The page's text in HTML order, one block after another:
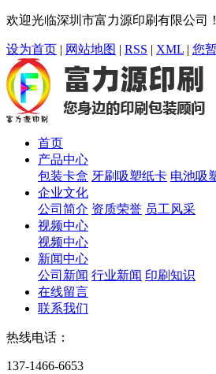
欢迎光临深圳市富力源印刷有限公司！
设为首页 | 网站地图 | RSS | XML | 您
首页
产品中心
包装卡盒 牙刷吸塑纸卡 电池吸
企业文化
公司简介 资质荣誉 员工风采
视频中心
视频中心
新闻中心
公司新闻 行业新闻 印刷知识
在线留言
联系我们
热线电话：
137-1466-6653